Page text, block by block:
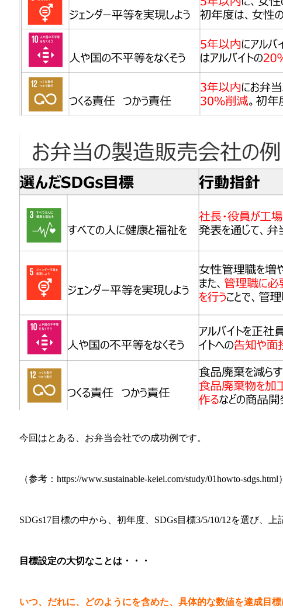
今回はとある、お弁当会社での成功例です。
（参考：https://www.sustainable-keiei.com/study/01howto-sdgs.html）
SDGs17目標の中から、初年度、SDGs目標3/5/10/12を選び、上
目標設定の大切なことは・・・
いつ、だれに、どのようにを含めた、具体的な数値を達成目